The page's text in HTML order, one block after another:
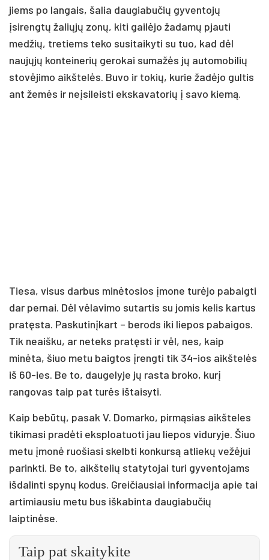
jiems po langais, šalia daugiabučių gyventojų
įsirengtų žaliųjų zonų, kiti gailėjo žadamų pjauti
medžių, tretiems teko susitaikyti su tuo, kad dėl
naujųjų konteinerių gerokai sumažės jų automobilių
stovėjimo aikštelės. Buvo ir tokių, kurie žadėjo gultis
ant žemės ir neįsileisti ekskavatorių į savo kiemą.
Tiesa, visus darbus minėtosios įmone turėjo pabaigti
dar pernai. Dėl vėlavimo sutartis su jomis kelis kartus
pratęsta. Paskutinįkart – berods iki liepos pabaigos.
Tik neaišku, ar neteks pratęsti ir vėl, nes, kaip
minėta, šiuo metu baigtos įrengti tik 34-ios aikštelės
iš 60-ies. Be to, daugelyje jų rasta broko, kurį
rangovas taip pat turės ištaisyti.
Kaip bebūtų, pasak V. Domarko, pirmąsias aikšteles
tikimasi pradėti eksploatuoti jau liepos viduryje. Šiuo
metu įmonė ruošiasi skelbti konkursą atliekų vežėjui
parinkti. Be to, aikštelių statytojai turi gyventojams
išdalinti spynų kodus. Greičiausiai informacija apie tai
artimiausiu metu bus iškabinta daugiabučių
laiptinėse.
Taip pat skaitykite